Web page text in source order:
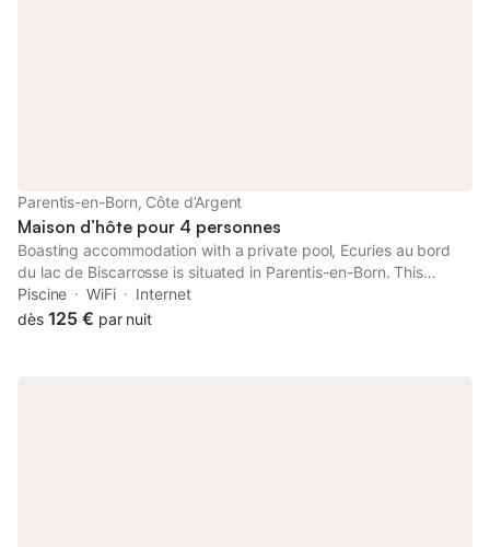
Parentis-en-Born, Côte d’Argent
Maison d’hôte pour 4 personnes
Boasting accommodation with a private pool, Ecuries au bord
du lac de Biscarrosse is situated in Parentis-en-Born. This
property offers access to a terrace, free private parking and
free WiFi.
Piscine WiFi
Internet
dès 125 € par nuit